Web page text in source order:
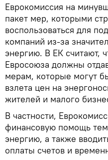
Еврокомиссия на
пакет мер, которыми
воспользоваться для
компаний из-за
энергию. В ЕК считают,
Евросоюза должны
мерам, которые могут
взлета цен на
жителей и малого
В частности,
финансовую помощь
энергию, а также
оплаты счетов и